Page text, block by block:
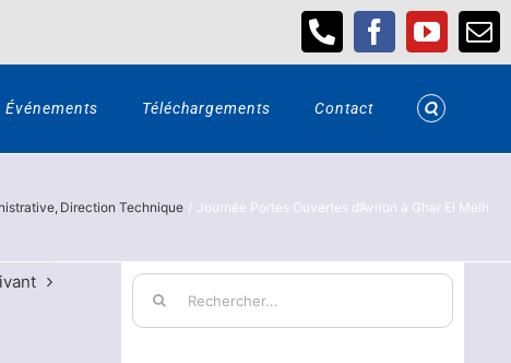
Téléphone
Facebook
Événements Téléchargements Contact
Direction Technique Journée Portes Ouvertes d’Aviron à Ghar El Melh
Rechercher: